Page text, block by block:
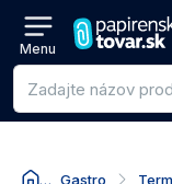
Menu
Vyhľadávanie
Gastro